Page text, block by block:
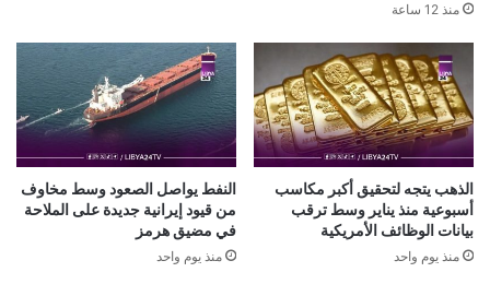
منذ 12 ساعة
الذهب يتجه لتحقيق أكبر مكاسب
أسبوعية منذ يناير وسط ترقب
بيانات الوظائف الأمريكية
منذ يوم واحد
النفط يواصل الصعود وسط مخاوف
من قيود إيرانية جديدة على الملاحة
في مضيق هرمز
منذ يوم واحد